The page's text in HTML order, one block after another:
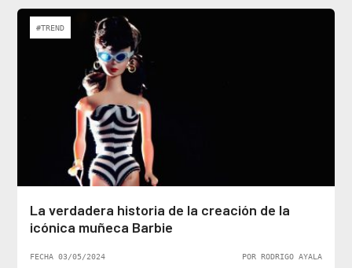
#TREND
La verdadera historia de la creación de la
icónica muñeca Barbie
FECHA 03/05/2024 POR RODRIGO AYALA